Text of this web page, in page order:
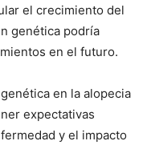
el crecimiento del
genética podría
en el futuro.
en la alopecia
expectativas
y el impacto